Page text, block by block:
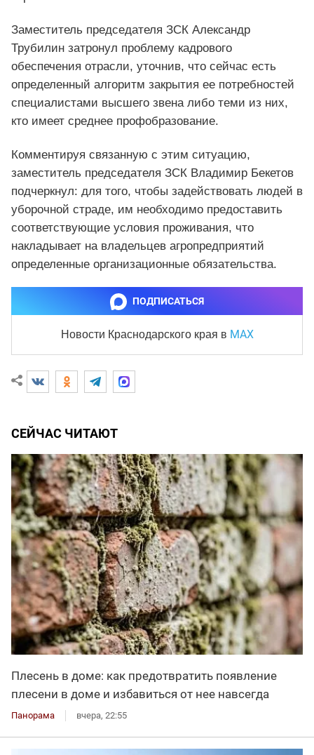
Заместитель председателя ЗСК Александр
Трубилин затронул проблему кадрового
обеспечения отрасли, уточнив, что сейчас есть
определенный алгоритм закрытия ее потребностей
специалистами высшего звена либо теми из них,
кто имеет среднее профобразование.
Комментируя связанную с этим ситуацию,
заместитель председателя ЗСК Владимир Бекетов
подчеркнул: для того, чтобы задействовать людей в
уборочной страде, им необходимо предоставить
соответствующие условия проживания, что
накладывает на владельцев агропредприятий
определенные организационные обязательства.
ПОДПИСАТЬСЯ
Новости Краснодарского края в MAX
СЕЙЧАС ЧИТАЮТ
Плесень в доме: как предотвратить появление
плесени в доме и избавиться от нее навсегда
Панорама вчера, 22:55